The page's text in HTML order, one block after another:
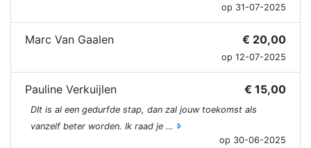
op 31-07-2025
Marc Van Gaalen € 20,00
op 12-07-2025
Pauline Verkuijlen € 15,00
DIt is al een gedurfde stap, dan zal jouw toekomst als
vanzelf beter worden. Ik raad je …
op 30-06-2025